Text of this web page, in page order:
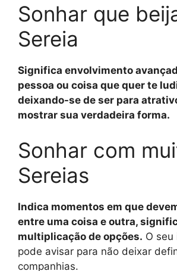
Sonhar que
Sereia
Significa envolvimento
pessoa ou coisa que quer te
deixando-se de ser para
mostrar sua verdadeira forma.
Sonhar com
Sereias
Indica momentos em que
entre uma coisa e outra,
multiplicação de opções. O seu
pode avisar para não deixar
companhias.